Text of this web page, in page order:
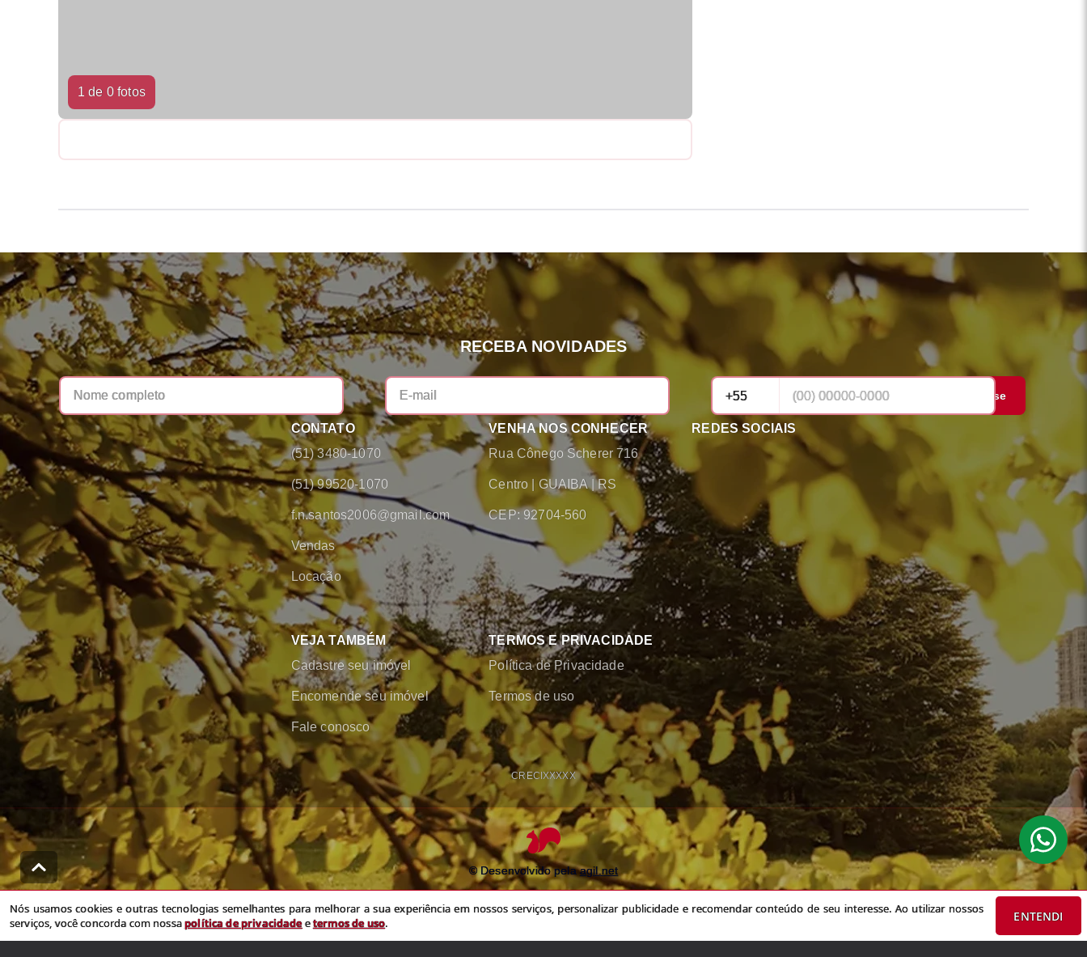
1 de 0 fotos
RECEBA NOVIDADES
Cadastrar-se
CONTATO
(51) 3480-1070
(51) 99520-1070
f.n.santos2006@gmail.com
Vendas
Locação
VENHA NOS CONHECER
Rua Cônego Scherer 716
Centro GUAIBA |RS
CEP: 92704-560
REDES SOCIAIS
VEJA TAMBÉM
Cadastre seu imóvel
Encomende seu imóvel
Fale conosco
TERMOS E PRIVACIDADE
Política de Privacidade
Termos de uso
CRECIXXXXX
© Desenvolvido pelaagil.net
Nós usamos cookies e outras tecnologias semelhantes para melhorar a sua experiência em nossos serviços, personalizar publicidade e recomendar conteúdo de seu interesse. Ao utilizar nossos serviços, você concorda com nossa
política de privacidade etermos de uso
Nós usamos cookies e outras tecnologias semelhantes para melhorar a sua experiência em nossos serviços, personalizar publicidade e recomendar conteúdo de seu interesse. Ao utilizar nossos
serviços, você concorda com nossapolítica de privacidadeetermos de uso. ENTENDI